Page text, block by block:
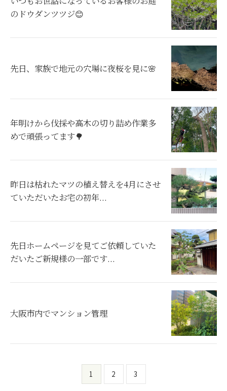
のドウダンツツジ😊
先日、家族で地元の穴場に夜桜を見に🌸
年明けから伐採や高木の切り詰め作業多
めで頑張ってます🌳
昨日は枯れたマツの植え替えを4月にさせ
ていただいたお宅の初年...
先日ホームページを見てご依頼していた
だいたご新規様の一部です...
大阪市内でマンション管理
1 2 3